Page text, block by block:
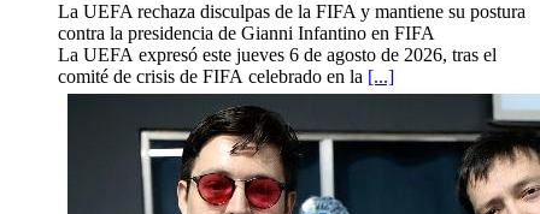
La UEFA rechaza disculpas de la FIFA y mantiene su postura
contra la presidencia de Gianni Infantino en FIFA
La UEFA expresó este jueves 6 de agosto de 2026, tras el
comité de crisis de FIFA celebrado en la [...]